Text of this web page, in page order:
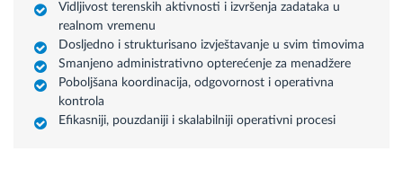
Vidljivost terenskih aktivnosti i izvršenja zadataka u
realnom vremenu
Dosljedno i strukturisano izvještavanje u svim timovima
Smanjeno administrativno opterećenje za menadžere
Poboljšana koordinacija, odgovornost i operativna
kontrola
Efikasniji, pouzdaniji i skalabilniji operativni procesi